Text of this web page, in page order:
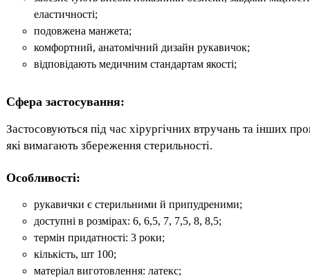
еластичності;
подовжена манжета;
комфортний, анатомічний дизайн рукавичок;
відповідають медичним стандартам якості;
Сфера застосування:
Застосовуються під час хірургічних втручань та інших
які вимагають збереження стерильності.
Особливості:
рукавички є стерильними й припудреними;
доступні в розмірах: 6, 6,5, 7, 7,5, 8, 8,5;
термін придатності: 3 роки;
кількість, шт 100;
матеріал виготовлення: латекс;